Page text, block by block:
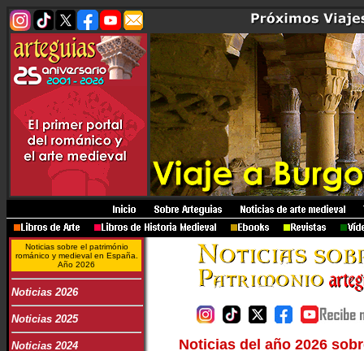
Noticias sobre el património
románico y medieval en España.
Año 2026
Noticias 2026
Noticias 2025
Noticias 2024
Noticias del año 2026